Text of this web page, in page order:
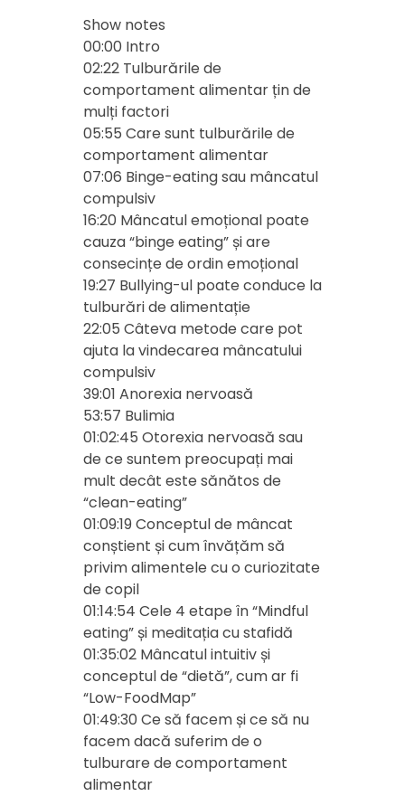
Show notes
00:00 Intro
02:22 Tulburările de
comportament alimentar țin de
mulți factori
05:55 Care sunt tulburările de
comportament alimentar
07:06 Binge-eating sau mâncatul
compulsiv
16:20 Mâncatul emoțional poate
cauza “binge eating” și are
consecințe de ordin emoțional
19:27 Bullying-ul poate conduce la
tulburări de alimentație
22:05 Câteva metode care pot
ajuta la vindecarea mâncatului
compulsiv
39:01 Anorexia nervoasă
53:57 Bulimia
01:02:45 Otorexia nervoasă sau
de ce suntem preocupați mai
mult decât este sănătos de
“clean-eating”
01:09:19 Conceptul de mâncat
conștient și cum învățăm să
privim alimentele cu o curiozitate
de copil
01:14:54 Cele 4 etape în “Mindful
eating” și meditația cu stafidă
01:35:02 Mâncatul intuitiv și
conceptul de “dietă”, cum ar fi
“Low-FoodMap”
01:49:30 Ce să facem și ce să nu
facem dacă suferim de o
tulburare de comportament
alimentar